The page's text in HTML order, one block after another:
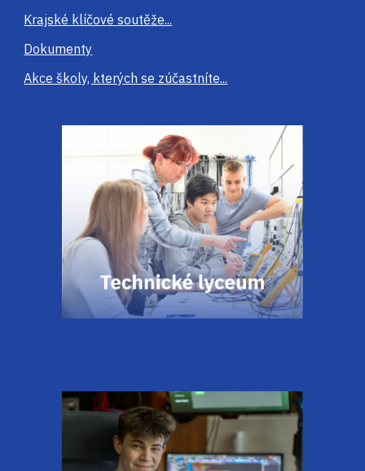
Krajské klíčové soutěže...
Dokumenty
Akce školy, kterých se zúčastníte...